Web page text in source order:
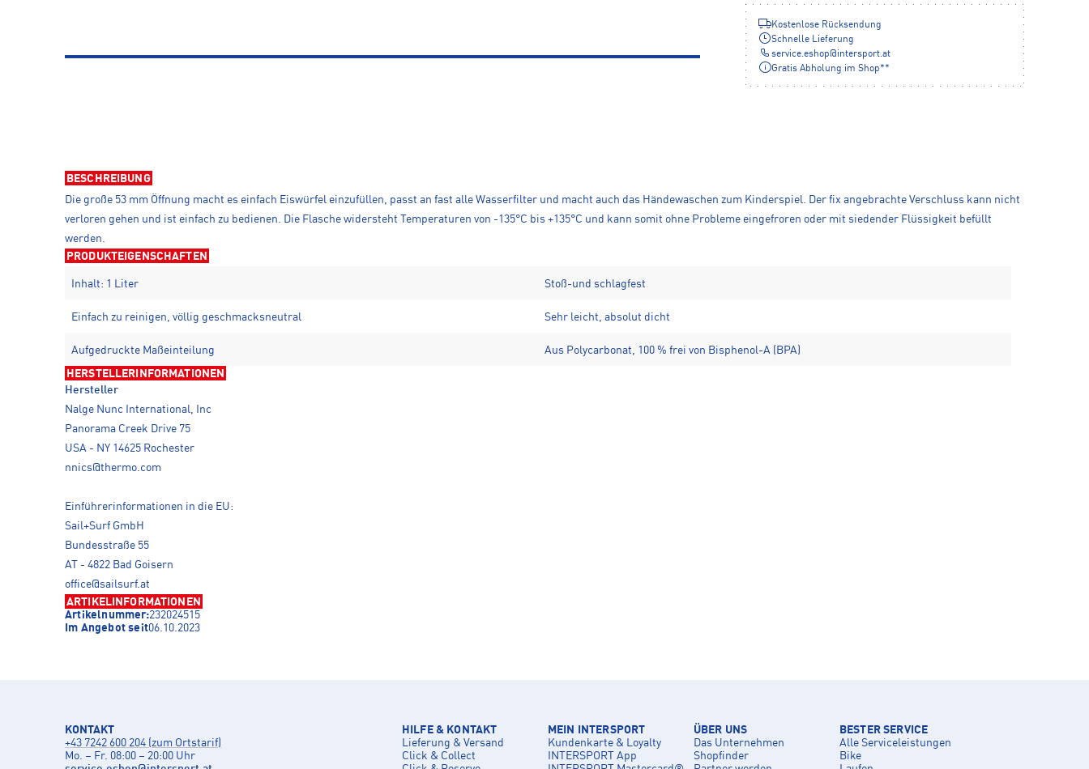
Kostenlose Rücksendung
Schnelle Lieferung
service.eshop@intersport.at
Gratis Abholung im Shop**
BESCHREIBUNG
Die große 53 mm Öffnung macht es einfach Eiswürfel einzufüllen, passt an fast alle Wasserfilter und macht auch das Händewaschen zum Kinderspiel. Der fix angebrachte Verschluss kann nicht
verloren gehen und ist einfach zu bedienen. Die Flasche widersteht Temperaturen von -135°C bis +135°C und kann somit ohne Probleme eingefroren oder mit siedender Flüssigkeit befüllt
werden.
PRODUKTEIGENSCHAFTEN
Inhalt: 1 Liter Stoß-und schlagfest
Einfach zu reinigen, völlig geschmacksneutral Sehr leicht, absolut dicht
Aufgedruckte Maßeinteilung Aus Polycarbonat, 100 % frei von Bisphenol-A (BPA)
HERSTELLERINFORMATIONEN
Hersteller
Nalge Nunc International, Inc
Panorama Creek Drive 75
USA - NY 14625 Rochester
nnics@thermo.com
Einführerinformationen in die EU:
Sail+Surf GmbH
Bundesstraße 55
AT - 4822 Bad Goisern
office@sailsurf.at
ARTIKELINFORMATIONEN
Artikelnummer:232024515
Im Angebot seit06.10.2023
KONTAKT
+43 7242 600 204 (zum Ortstarif)
Mo. – Fr. 08:00 – 20:00 Uhr
HILFE & KONTAKT
Lieferung & Versand
Click & Collect
MEIN INTERSPORT
Kundenkarte & Loyalty
INTERSPORT App
ÜBER UNS
Das Unternehmen
Shopfinder
BESTER SERVICE
Alle Serviceleistungen
Bike